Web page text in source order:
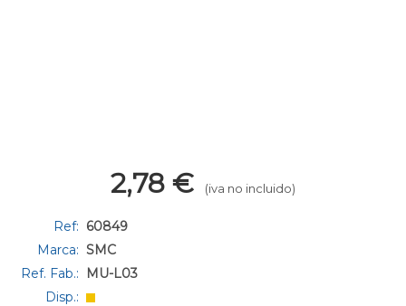
2,78 € (iva no incluido)
Ref: 60849
Marca: SMC
Ref. Fab.:
MU-L03
Disp.: